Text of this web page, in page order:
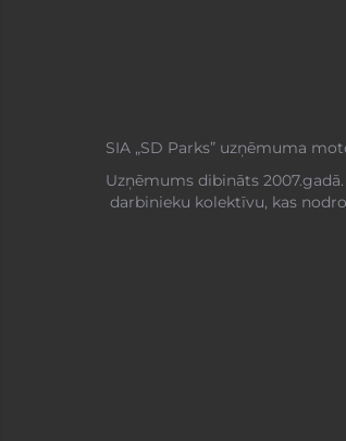
SIA „SD Parks” uzņēmuma
Uzņēmums dibināts
darbinieku kolektīvu, kas